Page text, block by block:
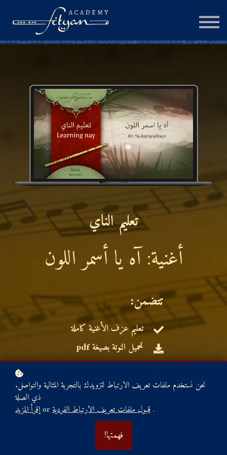
الجلسة الإستشارية
تسجيل الدخول
إنشاء حساب
تعليم الناي
أغنية: آه يا أسمر اللون
:تتضمن
تعليم عزف الأغنية كاملة
تحميل النوتة بصيغة pdf
تحميل المرافقة بصيغة mb3
ابدأ التدريب10 $
.نحن نستخدم ملفات تعريف الارتباط لتزويدك بالتجربة المثالية والتواصل
ذي الصلة
إقرأ المزيدorقبول ملفات تعريف الارتباط الفردية.
!فهمتها